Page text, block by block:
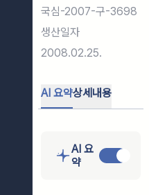
국심-2007-구-3698
생산일자
2008.02.25.
AI 요약상세내용
AI 요
약